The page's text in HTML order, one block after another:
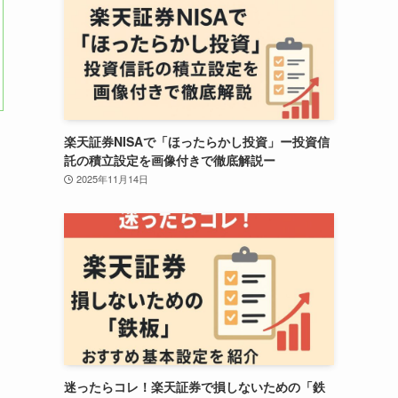
楽天証券NISAで「ほったらかし投資」ー投資信
託の積立設定を画像付きで徹底解説ー
2025年11月14日
迷ったらコレ！楽天証券で損しないための「鉄